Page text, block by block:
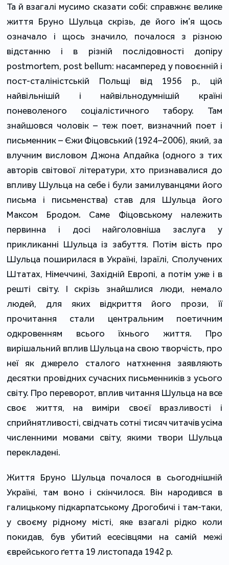
Та й взагалі мусимо сказати собі: справжнє велике
життя Бруно Шульца скрізь, де його ім’я щось
означало і щось значило, почалося з різною
відстанню і в різній послідовності допіру
postmortem, post bellum: насамперед у повоєнній і
пост-сталіністській Польщі від 1956 р., цій
найвільнішій і найвільнодумнішій країні
поневоленого соціалістичного табору. Там
знайшовся чоловік – теж поет, визначний поет і
письменник – Єжи Фіцовський (1924–2006), який, за
влучним висловом Джона Апдайка (одного з тих
авторів світової літератури, хто признавалися до
впливу Шульца на себе і були замилуванцями його
письма і письменства) став для Шульца його
Максом Бродом. Саме Фіцовському належить
первинна і досі найголовніша заслуга у
прикликанні Шульца із забуття. Потім вість про
Шульца поширилася в Україні, Ізраїлі, Сполучених
Штатах, Німеччині, Західній Европі, а потім уже і в
решті світу. І скрізь знайшлися люди, немало
людей, для яких відкриття його прози, її
прочитання стали центральним поетичним
одкровенням всього їхнього життя. Про
вирішальний вплив Шульца на свою творчість, про
неї як джерело сталого натхнення заявляють
десятки провідних сучасних письменників з усього
світу. Про переворот, вплив читання Шульца на все
своє життя, на виміри своєї вразливості і
сприйнятливості, свідчать сотні тисяч читачів усіма
численними мовами світу, якими твори Шульца
перекладені.
Життя Бруно Шульца почалося в сьогоднішній
Україні, там воно і скінчилося. Він народився в
галицькому підкарпатському Дрогобичі і там-таки,
у своєму рідному місті, яке взагалі рідко коли
покидав, був убитий есесівцями на самій межі
єврейського ґетта 19 листопада 1942 р.